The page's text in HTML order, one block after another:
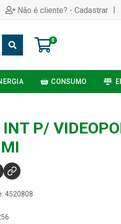
Não é cliente? - Cadastrar |
0
CONSUMO
INT P/
4520808